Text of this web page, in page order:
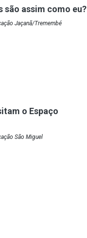
são assim como eu?
Jaçanã/Tremembé
o Espaço
São Miguel